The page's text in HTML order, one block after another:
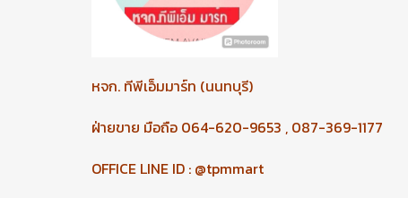
หจก. ทีพีเอ็มมาร์ท (นนทบุรี)
ฝ่ายขาย มือถือ 064-620-9653 , 087-369-1177
OFFICE LINE ID : @tpmmart